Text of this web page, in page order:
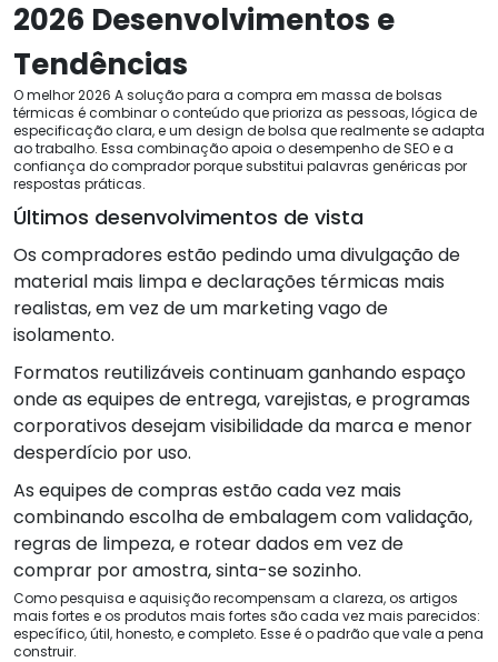
2026 Desenvolvimentos e
Tendências
O melhor 2026 A solução para a compra em massa de bolsas
térmicas é combinar o conteúdo que prioriza as pessoas, lógica de
especificação clara, e um design de bolsa que realmente se adapta
ao trabalho. Essa combinação apoia o desempenho de SEO e a
confiança do comprador porque substitui palavras genéricas por
respostas práticas.
Últimos desenvolvimentos de vista
Os compradores estão pedindo uma divulgação de
material mais limpa e declarações térmicas mais
realistas, em vez de um marketing vago de
isolamento.
Formatos reutilizáveis ​​continuam ganhando espaço
onde as equipes de entrega, varejistas, e programas
corporativos desejam visibilidade da marca e menor
desperdício por uso.
As equipes de compras estão cada vez mais
combinando escolha de embalagem com validação,
regras de limpeza, e rotear dados em vez de
comprar por amostra, sinta-se sozinho.
Como pesquisa e aquisição recompensam a clareza, os artigos
mais fortes e os produtos mais fortes são cada vez mais parecidos:
específico, útil, honesto, e completo. Esse é o padrão que vale a pena
construir.